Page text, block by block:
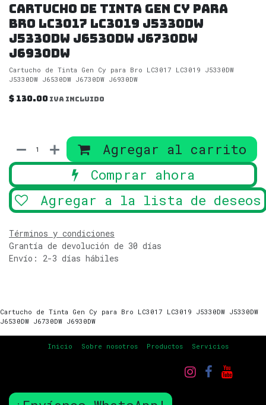
Cartucho de Tinta Gen Cy para
Bro LC3017 LC3019 J5330DW
J5330DW J6530DW J6730DW
J6930DW
Cartucho de Tinta Gen Cy para Bro LC3017 LC3019 J5330DW
J5330DW J6530DW J6730DW J6930DW
$ 130.00 IVA incluido
Agregar al carrito
Comprar ahora
Agregar a la lista de deseos
Términos y condiciones
Grantía de devolución de 30 días
Envío: 2-3 días hábiles
Cartucho de Tinta Gen Cy para Bro LC3017 LC3019 J5330DW J5330DW
J6530DW J6730DW J6930DW
Inicio Sobre nosotros Productos Servicios